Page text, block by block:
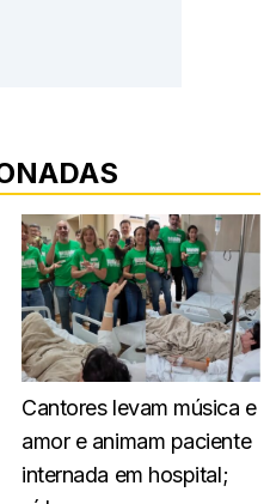
Cantores levam música e
amor e animam paciente
internada em hospital;